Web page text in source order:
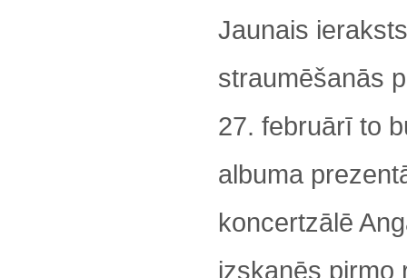
Jaunais
straumēšanās
27. februārī to
albuma
koncertzālē
izskanēs pirmo